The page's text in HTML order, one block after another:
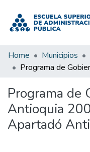
Home Municipios
Programa de
Antioquia
Apartadó